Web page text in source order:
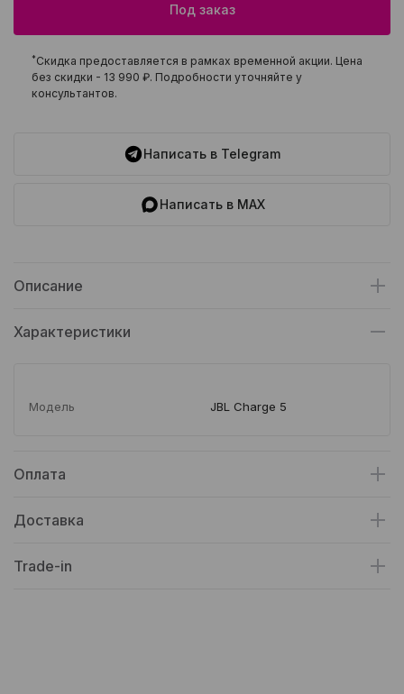
Под заказ
*Скидка предоставляется в рамках временной акции. Цена
без скидки - 13 990 ₽. Подробности уточняйте у
консультантов.
Написать в Telegram
Написать в MAX
Описание
Характеристики
Модель JBL Charge 5
Оплата
Доставка
Trade-in